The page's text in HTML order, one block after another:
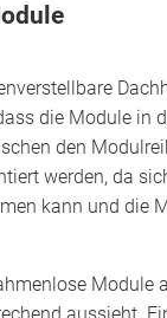
die Module in
den
werden, da
kann und die
Module